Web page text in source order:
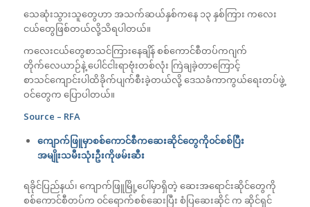
သေဆုံးသွားသူတွေဟာ အသက်ဆယ်နှစ်ကနေ ၁၃ နှစ်ကြား ကလေး
ငယ်တွေဖြစ်တယ်လို့သိရပါတယ်။
ကလေးငယ်တွေစာသင်ကြားနေချိန် စစ်ကောင်စီတပ်ကဂျက်
တိုက်လေယာဉ်နဲ့ ပေါင်ငါးရာဗုံးတစ်လုံး ကြဲချခဲ့တာကြောင့်
စာသင်ကျောင်းပါထိခိုက်ပျက်စီးခဲ့တယ်လို့ ဒေသခံကာကွယ်ရေးတပ်ဖွဲ့
ဝင်တွေက ပြောပါတယ်။
Source – RFA
ကျောက်ဖြူမှာစစ်ကောင်စီကဆေးဆိုင်တွေကို၀င်စစ်ပြီး
အမျိုးသမီးသုံးဦးကိုဖမ်းဆီး
ရခိုင်ပြည်နယ်၊ ကျောက်ဖြူမြို့ပေါ်မှာရှိတဲ့ ဆေးအရောင်းဆိုင်တွေကို
စစ်ကောင်စီတပ်က ၀င်ရောက်စစ်ဆေးပြီး စံပြဆေးဆိုင် က ဆိုင်ရှင်